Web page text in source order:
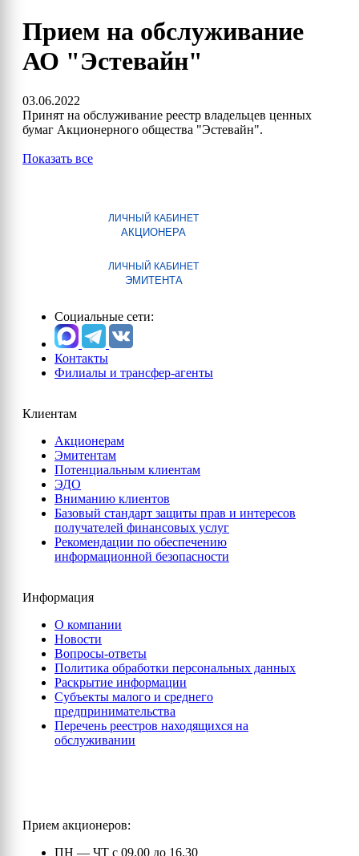
Прием на обслуживание
АО "Эстевайн"
03.06.2022
Принят на обслуживание реестр владельцев ценных
бумаг Акционерного общества "Эстевайн".
Показать все
ЛИЧНЫЙ КАБИНЕТ
АКЦИОНЕРА
ЛИЧНЫЙ КАБИНЕТ
ЭМИТЕНТА
Социальные сети:
Контакты
Филиалы и трансфер-агенты
Клиентам
Акционерам
Эмитентам
Потенциальным клиентам
ЭДО
Вниманию клиентов
Базовый стандарт защиты прав и интересов
получателей финансовых услуг
Рекомендации по обеспечению
информационной безопасности
Информация
О компании
Новости
Вопросы-ответы
Политика обработки персональных данных
Раскрытие информации
Субъекты малого и среднего
предпринимательства
Перечень реестров находящихся на
обслуживании
Прием акционеров:
ПН — ЧТ с 09.00 до 16.30